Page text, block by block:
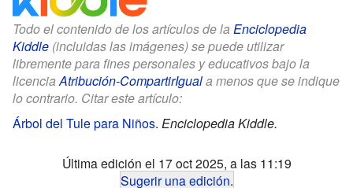
Todo el contenido de los artículos de la Enciclopedia
Kiddle (incluidas las imágenes) se puede utilizar
libremente para fines personales y educativos bajo la
licenciaAtribución-CompartirIguala menos que se indique
lo contrario. Citar este artículo:
Árbol del Tule para Niños. Enciclopedia Kiddle.
Última edición el 17 oct 2025, a las 11:19
Sugerir una edición.